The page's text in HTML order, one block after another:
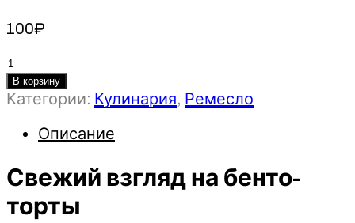
100₽
Количество
товара
Свежий
на
торты
Николай
В корзину
Категории: Кулинария, Ремесло
Описание
Свежий взгляд на бенто-
торты